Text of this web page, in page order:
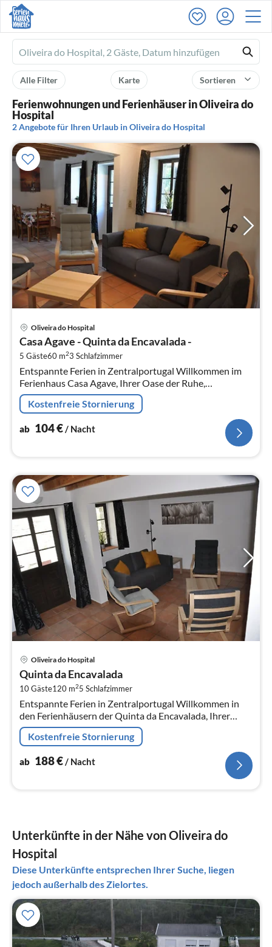
Ferienhausmiete
logo
Sortieren
Karte
Alle Filter
Ferienwohnungen und Ferienhäuser in Oliveira do
Hospital
2 Angebote für Ihren Urlaub in Oliveira do Hospital
Oliveira do Hospital
Casa Agave - Quinta da Encavalada -
5 Gäste60 m23 Schlafzimmer
Entspannte Ferien in Zentralportugal Willkommen im
Ferienhaus Casa Agave, Ihrer Oase der Ruhe,
Privatsphäre und Freiheit in Zentralportugal.
Kostenfreie Stornierung
ab 104€/ Nacht
Oliveira do Hospital
Quinta da Encavalada
10 Gäste120 m25 Schlafzimmer
Entspannte Ferien in Zentralportugal Willkommen in
den Ferienhäusern der Quinta da Encavalada, Ihrer
Oase der Ruhe, Privatsphäre und Freiheit in
Zentralportugal.
Kostenfreie Stornierung
ab 188€/ Nacht
Unterkünfte in der Nähe von Oliveira do
Hospital
Diese Unterkünfte entsprechen Ihrer Suche, liegen
jedoch außerhalb des Zielortes.